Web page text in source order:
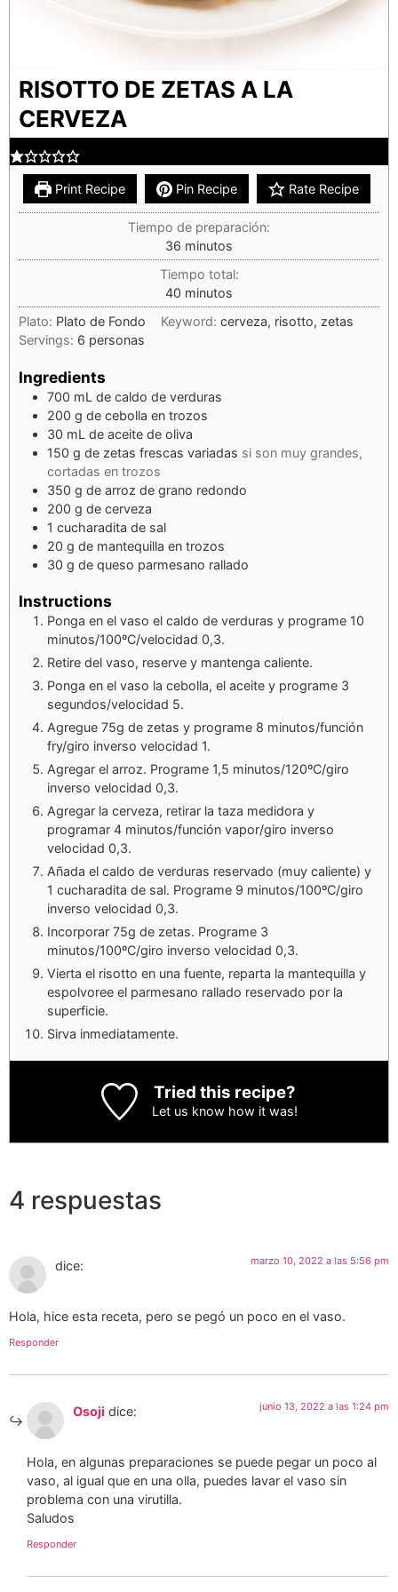
RISOTTO DE ZETAS A LA
CERVEZA
Print Recipe Pin Recipe Rate Recipe
Tiempo de preparación:
36 minutos
Tiempo total:
40 minutos
Plato: Plato de Fondo Keyword:cerveza, risotto, zetas
Servings: 6 personas
Ingredients
700 mL de caldo de verduras
200 g de cebolla en trozos
30 mL de aceite de oliva
150 g de zetas frescas variadas si son muy grandes,
cortadas en trozos
350 g de arroz de grano redondo
200 g de cerveza
1 cucharadita de sal
20 g de mantequilla en trozos
30 g de queso parmesano rallado
Instructions
Ponga en el vaso el caldo de verduras y programe 10
minutos/100ºC/velocidad 0,3.
Retire del vaso, reserve y mantenga caliente.
Ponga en el vaso la cebolla, el aceite y programe 3
segundos/velocidad 5.
Agregue 75g de zetas y programe 8 minutos/función
fry/giro inverso velocidad 1.
Agregar el arroz. Programe 1,5 minutos/120ºC/giro
inverso velocidad 0,3.
Agregar la cerveza, retirar la taza medidora y
programar 4 minutos/función vapor/giro inverso
velocidad 0,3.
Añada el caldo de verduras reservado (muy caliente) y
1 cucharadita de sal. Programe 9 minutos/100ºC/giro
inverso velocidad 0,3.
Incorporar 75g de zetas. Programe 3
minutos/100ºC/giro inverso velocidad 0,3.
Vierta el risotto en una fuente, reparta la mantequilla y
espolvoree el parmesano rallado reservado por la
superficie.
Sirva inmediatamente.
Tried this recipe?
Let us know how it was!
4 respuestas
dice: marzo 10, 2022 a las 5:56 pm
Hola, hice esta receta, pero se pegó un poco en el vaso.
Responder
Osoji dice: junio 13, 2022 a las 1:24 pm
Hola, en algunas preparaciones se puede pegar un poco al
vaso, al igual que en una olla, puedes lavar el vaso sin
problema con una virutilla.
Saludos
Responder